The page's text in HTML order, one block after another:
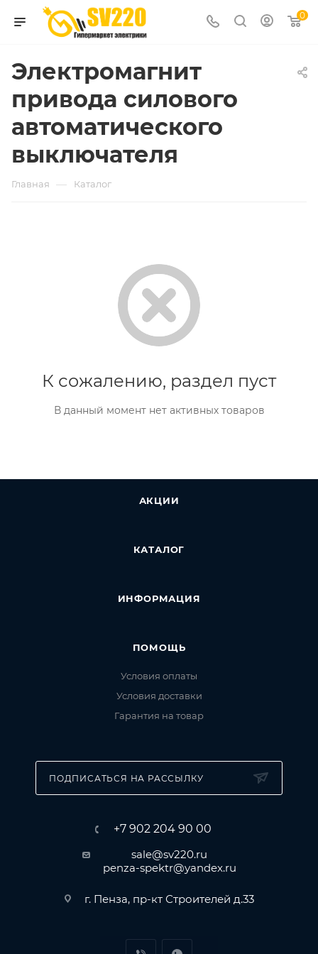
0
Электромагнит
привода силового
автоматического
выключателя
Главная — Каталог
К сожалению, раздел пуст
В данный момент нет активных товаров
АКЦИИ
КАТАЛОГ
ИНФОРМАЦИЯ
ПОМОЩЬ
Условия оплаты
Условия доставки
Гарантия на товар
ПОДПИСАТЬСЯ НА РАССЫЛКУ
+7 902 204 90 00
sale@sv220.ru
penza-spektr@yandex.ru
г. Пенза, пр-кт Строителей д.33